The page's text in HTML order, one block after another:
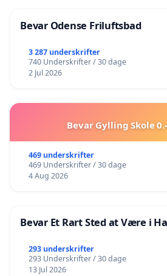
Bevar Odense Friluftsbad
3 287 underskrifter
740 Underskrifter / 30 dage
2 Jul 2026
Bevar Gylling Skole
469 underskrifter
469 Underskrifter / 30 dage
4 Aug 2026
Bevar Et Rart Sted at Være i
293 underskrifter
293 Underskrifter / 30 dage
13 Jul 2026